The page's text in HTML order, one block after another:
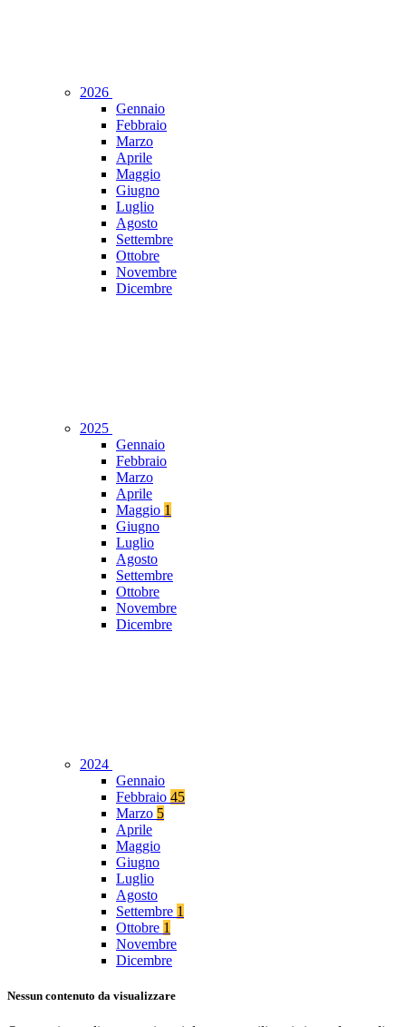
2026
Gennaio
Febbraio
Marzo
Aprile
Maggio
Giugno
Luglio
Agosto
Settembre
Ottobre
Novembre
Dicembre
2025
Gennaio
Febbraio
Marzo
Aprile
Maggio 1
Giugno
Luglio
Agosto
Settembre
Ottobre
Novembre
Dicembre
2024
Gennaio
Febbraio 45
Marzo 5
Aprile
Maggio
Giugno
Luglio
Agosto
Settembre 1
Ottobre 1
Novembre
Dicembre
Nessun contenuto da visualizzare